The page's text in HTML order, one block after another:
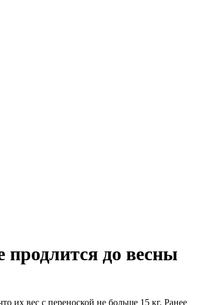
продлится до весны
их вес с переноской не больше 15 кг. Ранее